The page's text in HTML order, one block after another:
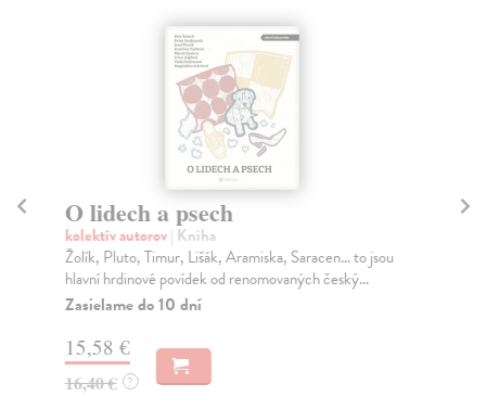
O lidech a psech
kolektív autorov| Kniha
Žolík, Pluto, Timur, Lišák, Aramiska, Saracen… to jsou
hlavní hrdinové povídek od renomovaných český...
Zasielame do 10 dní
15,58 €
16,40 € ?